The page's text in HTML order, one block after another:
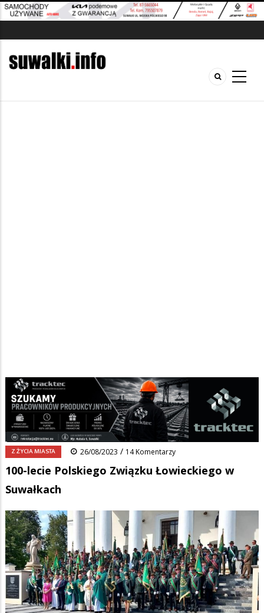
Ścieżka
nawigacyjna
Strona główna Wiadomości/Z życia miasta/
100-lecie Polskiego Związku Łowieckiego w Suwałkach
FacebookPinterest Tumblr
0 Reddit Share
Z ŻYCIA MIASTA 26/08/2023 / 14 Komentarzy
100-lecie Polskiego Związku Łowieckiego w
Suwałkach